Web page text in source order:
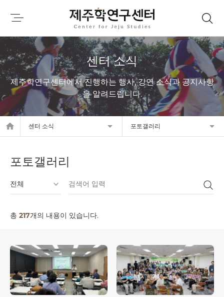
센터 소식
제주학연구센터에서 진행하는 행사, 강연 소식과 공지사항
을 알려드립니다.
home 센터 소식 포토갤러리
포토갤러리
총 217개의 내용이 있습니다.